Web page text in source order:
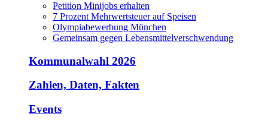
Petition Minijobs erhalten
7 Prozent Mehrwertsteuer auf Speisen
Olympiabewerbung München
Gemeinsam gegen Lebensmittelverschwendung
Kommunalwahl 2026
Zahlen, Daten, Fakten
Events